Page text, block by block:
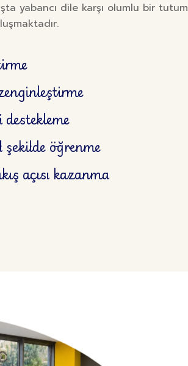
yabancı dile karşı olumlu bir tutum
öğrenme
açısı kazanma